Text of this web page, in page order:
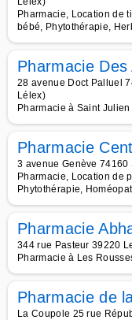
Pharmacie, Location de
bébé, Phytothérapie,
Pharmacie Des
28 avenue Doct Palluel
Lélex)
Pharmacie à Saint
Pharmacie
3 avenue Genève
Pharmacie, Location de
Phytothérapie,
Pharmacie
344 rue Pasteur 39220
Pharmacie à Les
Pharmacie de
La Coupole 25 rue